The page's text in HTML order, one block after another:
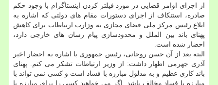
از اجرای اوامر قضایی در مورد فیلتر کردن اینستاگرام با وجود حکم
صادره، استنکاف از اجرای دستورات مقام های دولتی که اشاره به
ابلاغ رئیس مرکز ملی فضای مجازی به وزارت ارتباطات برای کاهش
پهنای باند بین الملل و محدودسازی پیام رسان های خارجی دارد،
احضار شده است.
البته بعد از آن حسن روحانی، رئیس جمهوری با اشاره به احضار اخیر
آذری جهرمی اظهار داشت: از وزیر ارتباطات تشکر می کنم. پهنای
باند کاری عظیم و به مدلول مبارزه با فساد است و کسی نمی تواند با
مبارزه با فساد مخالف باشد. اگر می خواهید کسی را برای مبارزه با